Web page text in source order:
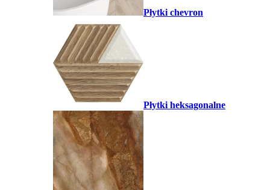
Płytki chevron
Płytki heksagonalne